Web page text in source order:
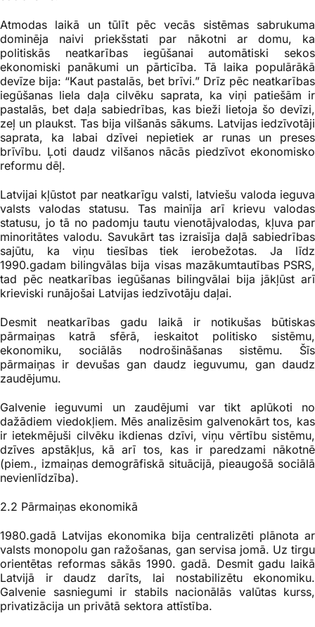
Atmodas laikā un tūlīt pēc vecās sistēmas sabrukuma
dominēja naivi priekšstati par nākotni ar domu, ka
politiskās neatkarības iegūšanai automātiski sekos
ekonomiski panākumi un pārticība. Tā laika populārākā
devīze bija: “Kaut pastalās, bet brīvi.” Drīz pēc neatkarības
iegūšanas liela daļa cilvēku saprata, ka viņi patiešām ir
pastalās, bet daļa sabiedrības, kas bieži lietoja šo devīzi,
zeļ un plaukst. Tas bija vilšanās sākums. Latvijas iedzīvotāji
saprata, ka labai dzīvei nepietiek ar runas un preses
brīvību. Ļoti daudz vilšanos nācās piedzīvot ekonomisko
reformu dēļ.
Latvijai kļūstot par neatkarīgu valsti, latviešu valoda ieguva
valsts valodas statusu. Tas mainīja arī krievu valodas
statusu, jo tā no padomju tautu vienotājvalodas, kļuva par
minoritātes valodu. Savukārt tas izraisīja daļā sabiedrības
sajūtu, ka viņu tiesības tiek ierobežotas. Ja līdz
1990.gadam bilingvālas bija visas mazākumtautības PSRS,
tad pēc neatkarības iegūšanas bilingvālai bija jākļūst arī
krieviski runājošai Latvijas iedzīvotāju daļai.
Desmit neatkarības gadu laikā ir notikušas būtiskas
pārmaiņas katrā sfērā, ieskaitot politisko sistēmu,
ekonomiku, sociālās nodrošināšanas sistēmu. Šīs
pārmaiņas ir devušas gan daudz ieguvumu, gan daudz
zaudējumu.
Galvenie ieguvumi un zaudējumi var tikt aplūkoti no
dažādiem viedokļiem. Mēs analizēsim galvenokārt tos, kas
ir ietekmējuši cilvēku ikdienas dzīvi, viņu vērtību sistēmu,
dzīves apstākļus, kā arī tos, kas ir paredzami nākotnē
(piem., izmaiņas demogrāfiskā situācijā, pieaugošā sociālā
nevienlīdzība).
2.2 Pārmaiņas ekonomikā
1980.gadā Latvijas ekonomika bija centralizēti plānota ar
valsts monopolu gan ražošanas, gan servisa jomā. Uz tirgu
orientētas reformas sākās 1990. gadā. Desmit gadu laikā
Latvijā ir daudz darīts, lai nostabilizētu ekonomiku.
Galvenie sasniegumi ir stabils nacionālās valūtas kurss,
privatizācija un privātā sektora attīstība.